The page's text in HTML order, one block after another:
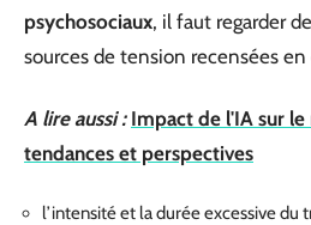
psychosociaux, il faut regarder
sources de tension recensées
A lire aussi : Impact de l'IA sur
tendances et perspectives
l’intensité et la durée excessive du